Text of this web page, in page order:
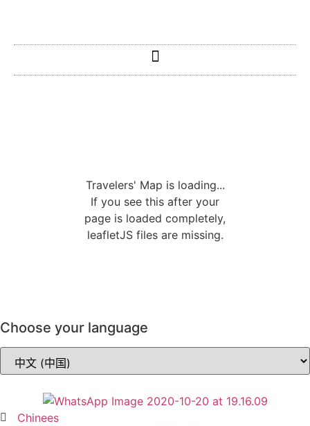
Travelers' Map is loading...
If you see this after your
page is loaded completely,
leafletJS files are missing.
Choose your language
Chinees